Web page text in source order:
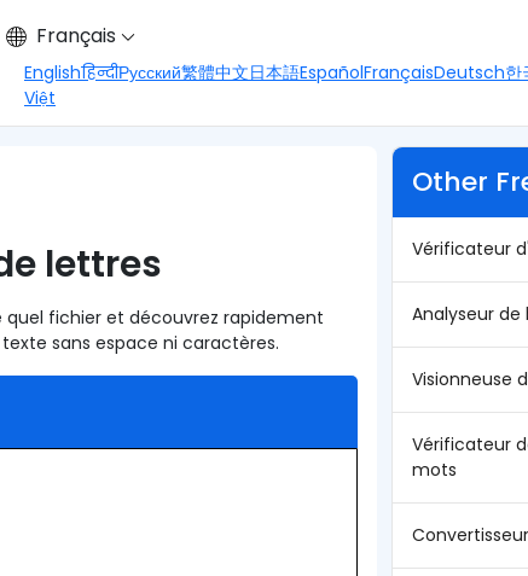
Français
Englishहिन्दीРусский繁體中文日本語EspañolFrançaisDeutsch한
Việt
lettres
fichier et découvrez rapidement
sans espace ni caractères.
Other
Vérificateur
Analyseur
Visionneuse
Vérificateur
mots